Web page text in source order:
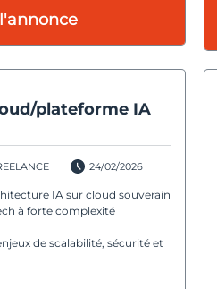
plateforme IA
24/02/2026
IA sur cloud souverain
à forte complexité
de scalabilité, sécurité et